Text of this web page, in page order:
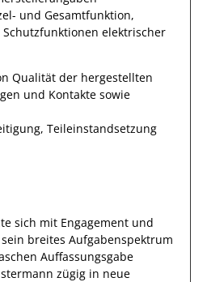
und Gesamtfunktion,
elektrischer
Qualität der hergestellten
und Kontakte sowie
Teileinstandsetzung
sich mit Engagement und
breites Aufgabenspektrum
Auffassungsgabe
zügig in neue